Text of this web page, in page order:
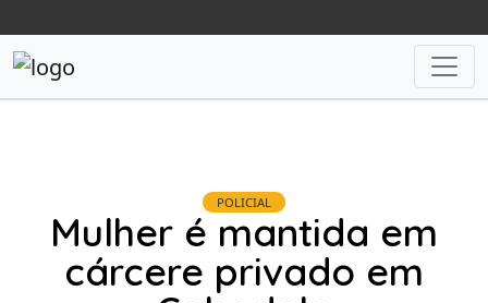
POLICIAL
Mulher é mantida em
cárcere privado em